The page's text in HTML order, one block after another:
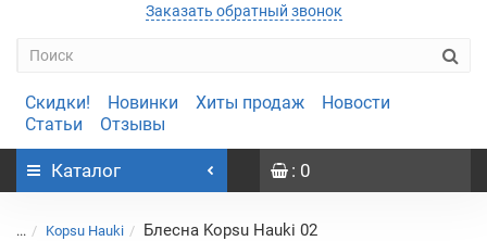
Заказать обратный звонок
Скидки! Новинки Хиты продаж
Новости
Статьи
Отзывы
Каталог : 0
... Kopsu Hauki Блесна Kopsu Hauki 02